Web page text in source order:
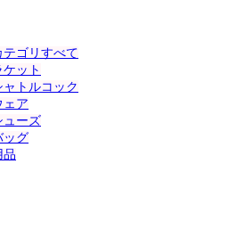
ゴリすべて
ット
トルコック
ェア
ューズ
ッグ
品